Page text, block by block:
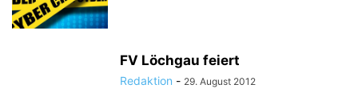
FV Löchgau feiert
Redaktion - 29. August 2012